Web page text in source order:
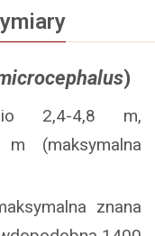
)
2,4-4,8 m,
(maksymalna
znana